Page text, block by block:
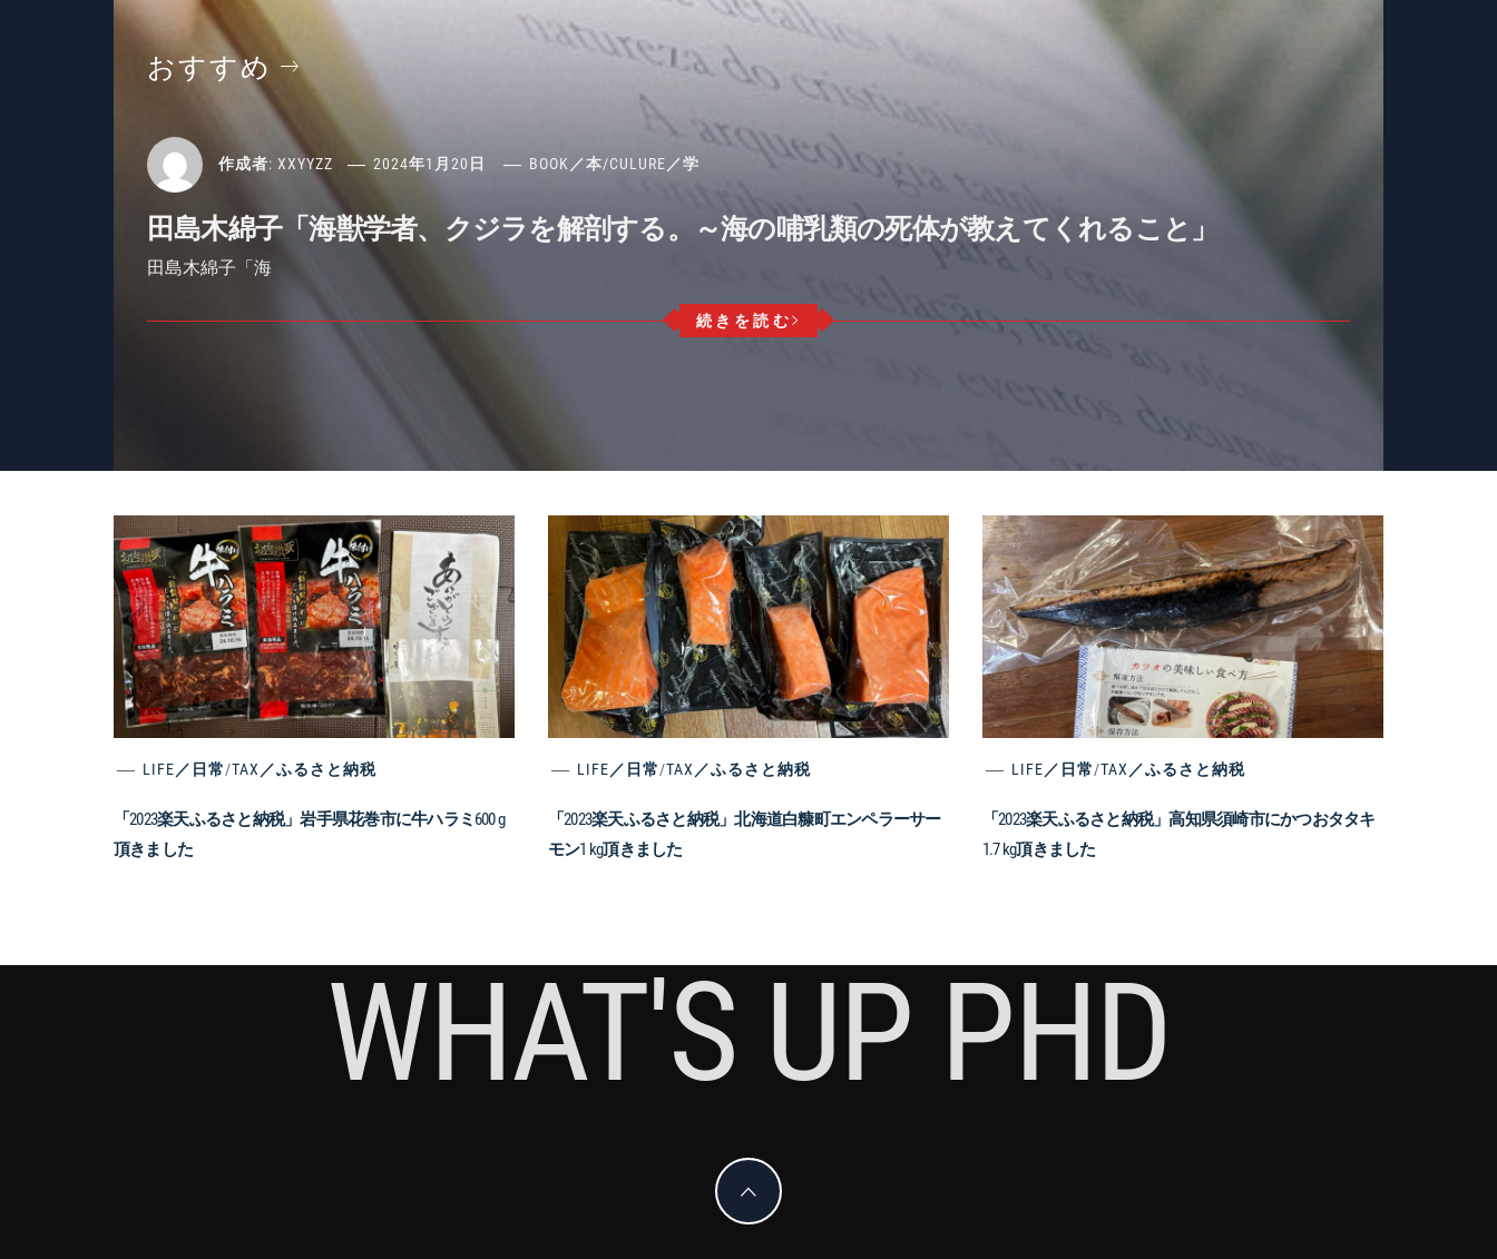
おすすめ
作成者: XXYYZZ 2024年1月20日 BOOK／本/CULURE／学
田島木綿子「海獣学者、クジラを解剖する。～海の哺乳類の死体が教えてくれること」
田島木綿子「海
続きを読む
LIFE／日常/TAX／ふるさと納税
「2023楽天ふるさと納税」岩手県花巻市に牛ハラミ600 g
頂きました
LIFE／日常/TAX／ふるさと納税
「2023楽天ふるさと納税」北海道白糠町エンペラーサー
モン1 kg頂きました
LIFE／日常/TAX／ふるさと納税
「2023楽天ふるさと納税」高知県須崎市にかつおタタキ
1.7 kg頂きました
WHAT'S UP PHD